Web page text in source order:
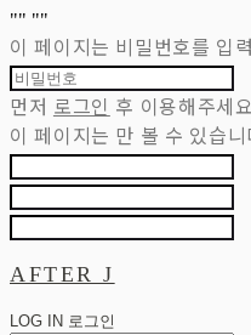
"" ""
이 페이지는 비밀번호를 입
먼저 로그인 후 이용해주세
이 페이지는 만 볼 수 있습
AFTER J
LOG IN 로그인